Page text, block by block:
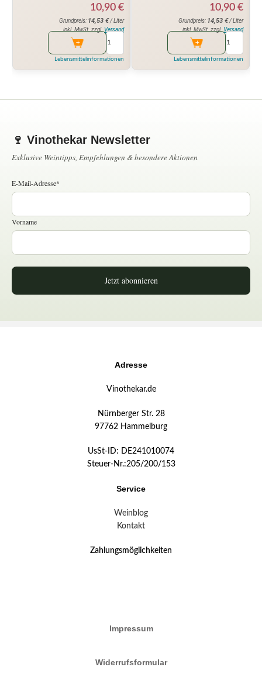
10,90 €
Grundpreis: 14,53 €/ Liter
inkl. MwSt. zzgl. Versand
Lebensmittelinformationen
10,90 €
Grundpreis: 14,53 €/ Liter
inkl. MwSt. zzgl. Versand
Lebensmittelinformationen
🍷 Vinothekar Newsletter
Exklusive Weintipps, Empfehlungen & besondere Aktionen
E-Mail-Adresse*
Vorname
Jetzt abonnieren
Adresse
Vinothekar.de
Nürnberger Str. 28
97762 Hammelburg
UsSt-ID: DE241010074
Steuer-Nr.:205/200/153
Service
Weinblog
Kontakt
Zahlungsmöglichkeiten
Impressum
Widerrufsformular